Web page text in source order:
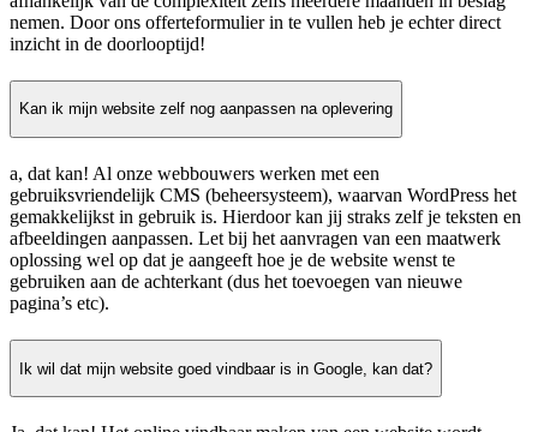
nemen. Door ons offerteformulier in te vullen heb je echter direct
inzicht in de doorlooptijd!
Kan ik mijn website zelf nog aanpassen na oplevering
a, dat kan! Al onze webbouwers werken met een
gebruiksvriendelijk CMS (beheersysteem), waarvan WordPress het
gemakkelijkst in gebruik is. Hierdoor kan jij straks zelf je teksten en
afbeeldingen aanpassen. Let bij het aanvragen van een maatwerk
oplossing wel op dat je aangeeft hoe je de website wenst te
gebruiken aan de achterkant (dus het toevoegen van nieuwe
pagina’s etc).
Ik wil dat mijn website goed vindbaar is in Google, kan dat?